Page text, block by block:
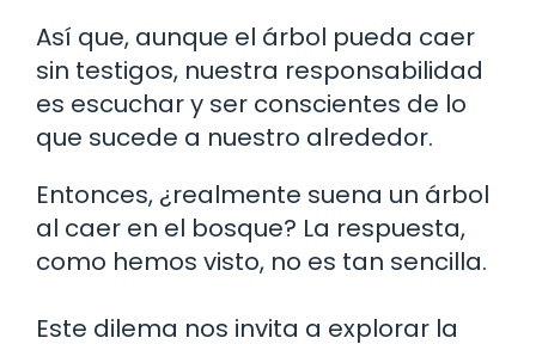
Así que, aunque el árbol pueda caer
sin testigos, nuestra responsabilidad
es escuchar y ser conscientes de lo
que sucede a nuestro alrededor.
Entonces, ¿realmente suena un árbol
al caer en el bosque? La respuesta,
como hemos visto, no es tan sencilla.
Este dilema nos invita a explorar la